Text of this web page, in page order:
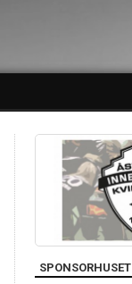
SPONSORHUSET